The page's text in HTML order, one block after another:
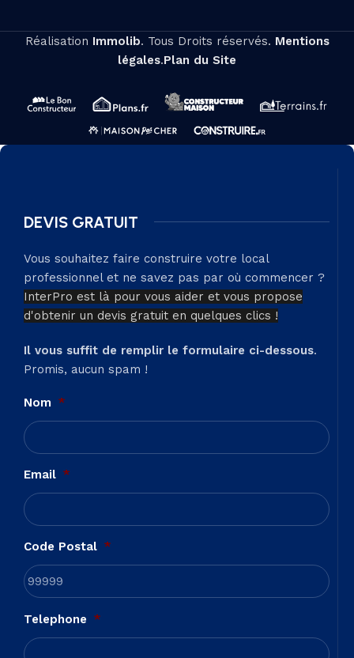
Réalisation Immolib. Tous Droits réservés. Mentions
légales.Plan du Site
DEVIS GRATUIT
Vous souhaitez faire construire votre local
professionnel et ne savez pas par où commencer ?
InterPro est là pour vous aider et vous propose
d'obtenir un devis gratuit en quelques clics !
Il vous suffit de remplir le formulaire ci-dessous.
Promis, aucun spam !
Nom *
Email *
Code Postal *
Telephone *